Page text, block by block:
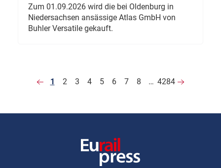
Zum 01.09.2026 wird die bei Oldenburg in
Niedersachsen ansässige Atlas GmbH von
Buhler Versatile gekauft.
1 2 3 4 5 6 7 8 … 4284